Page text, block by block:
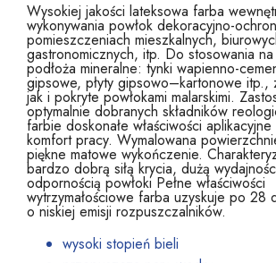
Wysokiej jakości lateksowa farba
wykonywania powłok dekoracyjno-
pomieszczeniach mieszkalnych,
gastronomicznych, itp. Do stosowania
podłoża mineralne: tynki wapienno-
gipsowe, płyty gipsowo–kartonowe itp.,
jak i pokryte powłokami malarskimi.
optymalnie dobranych składników
farbie doskonałe właściwości
komfort pracy. Wymalowana
piękne matowe wykończenie.
bardzo dobrą siłą krycia, dużą
odpornością powłoki Pełne właściwości
wytrzymałościowe farba uzyskuje po 28
o niskiej emisji rozpuszczalników.
wysoki stopień bieli